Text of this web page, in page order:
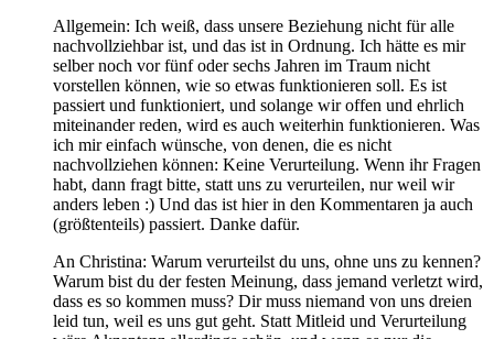
Allgemein: Ich weiß, dass unsere Beziehung nicht für alle
nachvollziehbar ist, und das ist in Ordnung. Ich hätte es mir
selber noch vor fünf oder sechs Jahren im Traum nicht
vorstellen können, wie so etwas funktionieren soll. Es ist
passiert und funktioniert, und solange wir offen und ehrlich
miteinander reden, wird es auch weiterhin funktionieren. Was
ich mir einfach wünsche, von denen, die es nicht
nachvollziehen können: Keine Verurteilung. Wenn ihr Fragen
habt, dann fragt bitte, statt uns zu verurteilen, nur weil wir
anders leben :) Und das ist hier in den Kommentaren ja auch
(größtenteils) passiert. Danke dafür.
An Christina: Warum verurteilst du uns, ohne uns zu kennen?
Warum bist du der festen Meinung, dass jemand verletzt wird,
dass es so kommen muss? Dir muss niemand von uns dreien
leid tun, weil es uns gut geht. Statt Mitleid und Verurteilung